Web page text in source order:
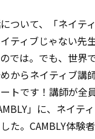
ついて、「ネイテ
ティブじゃない先
では。でも、世界
からネイティブ講
トです！講師が全
」に、ネイテ
た。CAMBLY体験